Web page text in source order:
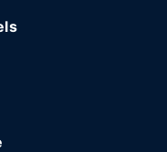
Deinen Durst
großes Frühstück
Uhr geöffnetes